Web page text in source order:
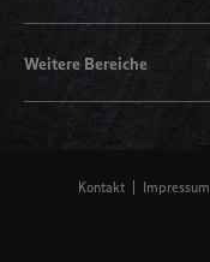
Weitere Bereiche
Kontakt Impressum